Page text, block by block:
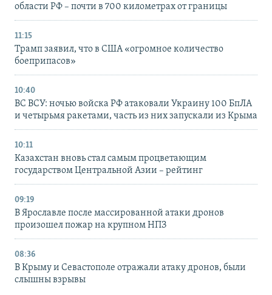
области РФ – почти в 700 километрах от границы
11:15
Трамп заявил, что в США «огромное количество
боеприпасов»
10:40
ВС ВСУ: ночью войска РФ атаковали Украину 100 БпЛА
и четырьмя ракетами, часть из них запускали из Крыма
10:11
Казахстан вновь стал самым процветающим
государством Центральной Азии – рейтинг
09:19
В Ярославле после массированной атаки дронов
произошел пожар на крупном НПЗ
08:36
В Крыму и Севастополе отражали атаку дронов, были
слышны взрывы